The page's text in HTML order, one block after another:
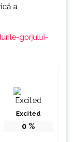
a
gorjului-
Excited
0 %